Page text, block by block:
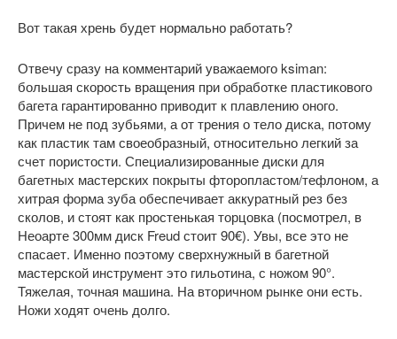
Вот такая хрень будет нормально работать?
Отвечу сразу на комментарий уважаемого ksiman:
большая скорость вращения при обработке пластикового
багета гарантированно приводит к плавлению оного.
Причем не под зубьями, а от трения о тело диска, потому
как пластик там своеобразный, относительно легкий за
счет пористости. Специализированные диски для
багетных мастерских покрыты фторопластом/тефлоном, а
хитрая форма зуба обеспечивает аккуратный рез без
сколов, и стоят как простенькая торцовка (посмотрел, в
Неоарте 300мм диск Freud стоит 90€). Увы, все это не
спасает. Именно поэтому сверхнужный в багетной
мастерской инструмент это гильотина, с ножом 90°.
Тяжелая, точная машина. На вторичном рынке они есть.
Ножи ходят очень долго.